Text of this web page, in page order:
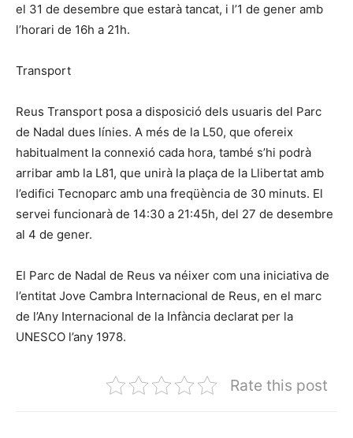
el 31 de desembre que estarà tancat, i l’1 de gener amb
l’horari de 16h a 21h.
Transport
Reus Transport posa a disposició dels usuaris del Parc
de Nadal dues línies. A més de la L50, que ofereix
habitualment la connexió cada hora, també s’hi podrà
arribar amb la L81, que unirà la plaça de la Llibertat amb
l’edifici Tecnoparc amb una freqüència de 30 minuts. El
servei funcionarà de 14:30 a 21:45h, del 27 de desembre
al 4 de gener.
El Parc de Nadal de Reus va néixer com una iniciativa de
l’entitat Jove Cambra Internacional de Reus, en el marc
de l’Any Internacional de la Infància declarat per la
UNESCO l’any 1978.
Rate this post